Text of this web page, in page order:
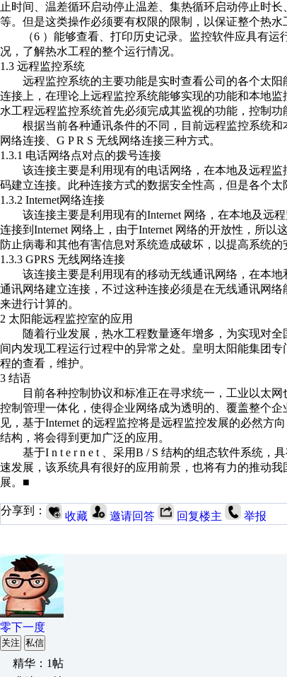
止时间、温差循环启动停止温差、集热循环启动停止时
等。但是这类操作必须要有权限的限制，以保证整个热水
（6 ）能够查看、打印历史记录。监控软件应具有运
况，了解热水工程的整个运行情况。
1.3 远程监控系统
远程监控系统的主要功能是实时查看公司的各个太阳
连接上，在理论上远程监控系统能够实现的功能和本地
水工程远程监控系统首先必须完成其监视的功能，控制功
根据当前各种通讯条件的不同，目前远程监控系统和
网络连接、G P R S 无线网络连接三种方式。
1.3.1 电话网络点对点的拨号连接
该连接主要是利用现有的电话网络，在本地及远程监
码建立连接。此种连接方式的数据安全性高，但是各个
1.3.2 Internet网络连接
该连接主要是利用现有的Internet 网络，在本地及远程
连接到Internet 网络上，由于Internet 网络的开放性，所
防止病毒和其他有害信息对系统造成破坏，以提高系统的
1.3.3 GPRS 无线网络连接
该连接主要是利用现有的移动无线通讯网络，在本地
通讯网络建立连接，不过这种连接必须是在无线通讯网
来进行计算的。
2 太阳能远程监控室的应用
随着行业发展，热水工程数量逐年增多，为实现对全
间内发现工程运行过程中的异常之处。皇明太阳能集团
程的查看，维护。
3 结语
目前各种控制协议和标准正在寻求统一，工业以太网
控制管理一体化，使得企业网络成为透明的、覆盖整个
见，基于Internet 的远程监控将是远程监控发展的必然方
结构，将会得到更加广泛的应用。
基于I n t e r n e t 、采用B / S 结构的组态软件系统，
速发展，该系统具有很好的应用前景，也将有力的推动我
展。■
分享到： 收藏 邀请回答 回复楼主 举报
零下一度
关注 私信
精华：1帖